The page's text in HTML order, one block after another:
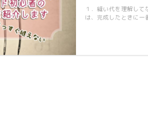
１．縫い代を理解し
は、完成したときに